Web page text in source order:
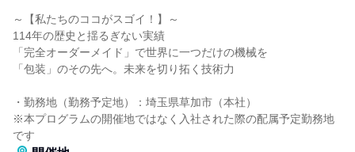
～【私たちのココがスゴイ！】～
114年の歴史と揺るぎない実績
「完全オーダーメイド」で世界に一つだけの機械を
「包装」のその先へ。未来を切り拓く技術力
・勤務地（勤務予定地）：埼玉県草加市（本社）
※本プログラムの開催地ではなく入社された際の配属予定勤務地
です